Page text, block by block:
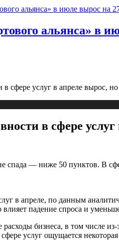
альянса» в
сфере услуг в апреле вырос, но
в сфере
спада — ниже 50 пунктов. В
в апреле, по данным
падение спроса и
бизнеса, в том числе
услуг ощущается